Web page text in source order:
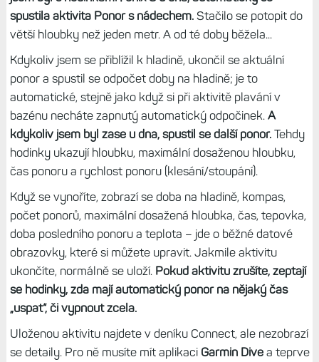
spustila aktivita Ponor s nádechem.Stačilo se potopit do
větší hloubky než jeden metr. A od té doby běžela...
Kdykoliv jsem se přiblížil k hladině, ukončil se aktuální
ponor a spustil se odpočet doby na hladině; je to
automatické, stejně jako když si při aktivitě plavání v
bazénu necháte zapnutý automatický odpočinek. A
kdykoliv jsem byl zase u dna, spustil se další ponor.Tehdy
hodinky ukazují hloubku, maximální dosaženou hloubku,
čas ponoru a rychlost ponoru (klesání/stoupání).
Když se vynoříte, zobrazí se doba na hladině, kompas,
počet ponorů, maximální dosažená hloubka, čas, tepovka,
doba posledního ponoru a teplota – jde o běžné datové
obrazovky, které si můžete upravit. Jakmile aktivitu
ukončíte, normálně se uloží. Pokud aktivitu zrušíte, zeptají
se hodinky, zda mají automatický ponor na nějaký čas
„uspat“, či vypnout zcela.
Uloženou aktivitu najdete v deníku Connect, ale nezobrazí
se detaily. Pro ně musíte mít aplikaci Garmin Divea teprve